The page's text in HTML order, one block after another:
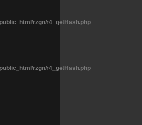
rzgn/r4_getHash.php
rzgn/r4_getHash.php